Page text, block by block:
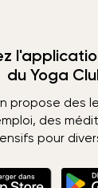
du Yoga
propose des
des
pour